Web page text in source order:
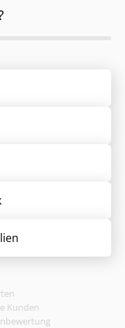
Kunden